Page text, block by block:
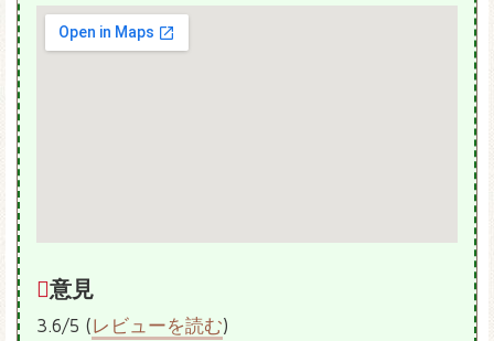
意見
3.6/5 (レビューを読む)